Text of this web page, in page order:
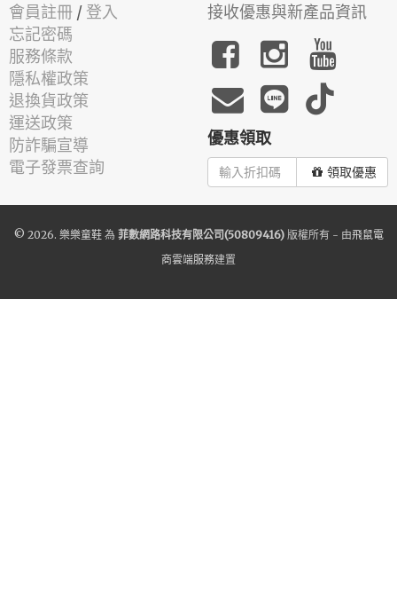
會員註冊 / 登入
忘記密碼
服務條款
隱私權政策
退換貨政策
運送政策
防詐騙宣導
電子發票查詢
接收優惠與新產品資訊
優惠領取
領取優惠
© 2026. 樂樂童鞋為 菲數網路科技有限公司(50809416)版權所有 - 由飛鼠電
商雲端服務建置